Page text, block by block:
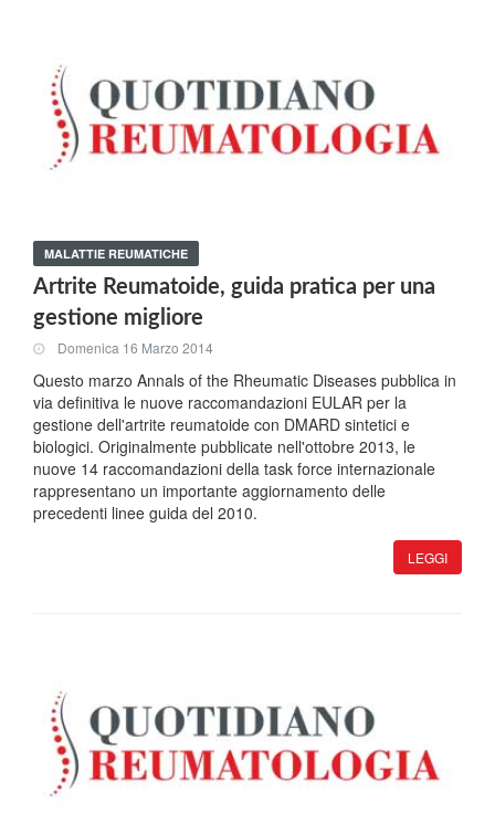
MALATTIE REUMATICHE
Artrite Reumatoide, guida pratica per una
gestione migliore
Domenica 16 Marzo 2014
Questo marzo Annals of the Rheumatic Diseases pubblica in
via definitiva le nuove raccomandazioni EULAR per la
gestione dell'artrite reumatoide con DMARD sintetici e
biologici. Originalmente pubblicate nell'ottobre 2013, le
nuove 14 raccomandazioni della task force internazionale
rappresentano un importante aggiornamento delle
precedenti linee guida del 2010.
LEGGI